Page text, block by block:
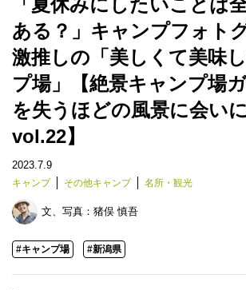
「夏休みにしたいことは
ある？」キャンプフォト
激推しの「美しくて美味
プ場」【絶景キャンプ場
を失うほどの風景に会い
vol.22】
2023.7.9
キャンプ その他キャンプ 名所・観光
文、写真： 猪俣 慎吾
#キャンプ場 #新潟県